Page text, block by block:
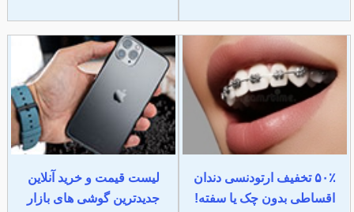
۵۰٪ تخفیف ارتودنسی دندان
اقساطی بدون چک یا سفته!
لیست قیمت و خرید آنلاین
جدیدترین گوشی های بازار